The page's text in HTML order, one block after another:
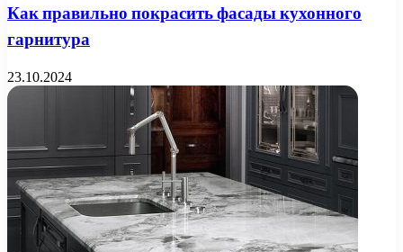
Как правильно покрасить фасады кухонного
гарнитура
23.10.2024